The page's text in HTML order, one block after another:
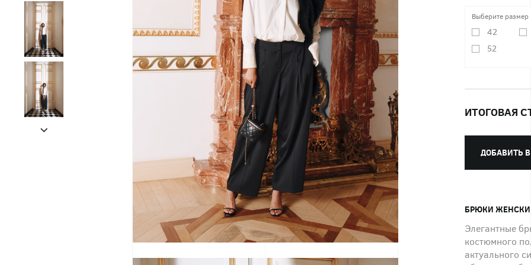
Выберите размер
42
52
ИТОГОВАЯ
ДОБАВИТЬ
БРЮКИ
Элегантные
костюмного
актуального